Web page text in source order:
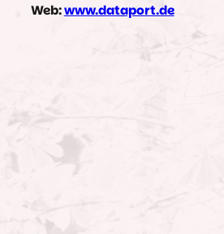
Web:www.dataport.de